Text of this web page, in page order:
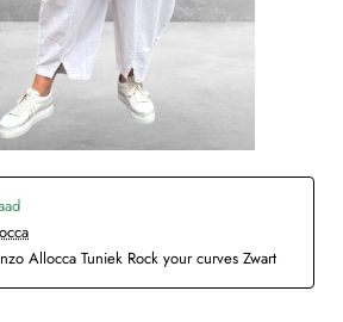
Allocca Tuniek Rock your curves Zwart